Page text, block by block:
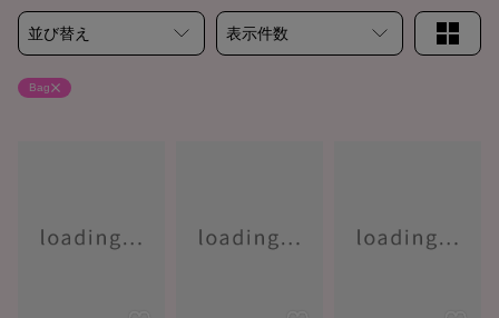
並び替え 表示件数
Bag